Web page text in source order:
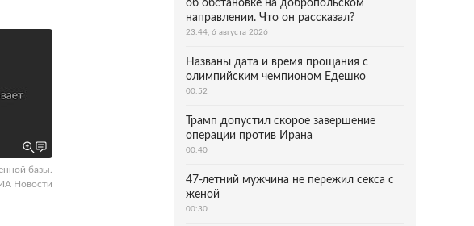
базы.
Новости
об обстановке на добропольском
направлении. Что он рассказал?
23:44, 6 августа 2026
Названы дата и время прощания с
олимпийским чемпионом Едешко
00:52
Трамп допустил скорое завершение
операции против Ирана
00:40
47-летний мужчина не пережил секса с
женой
00:30